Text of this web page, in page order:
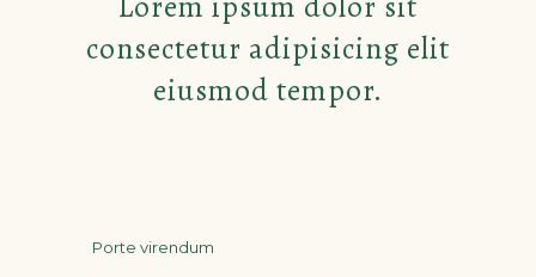
consectetur adipisicing elit
eiusmod tempor.
Porte virendum